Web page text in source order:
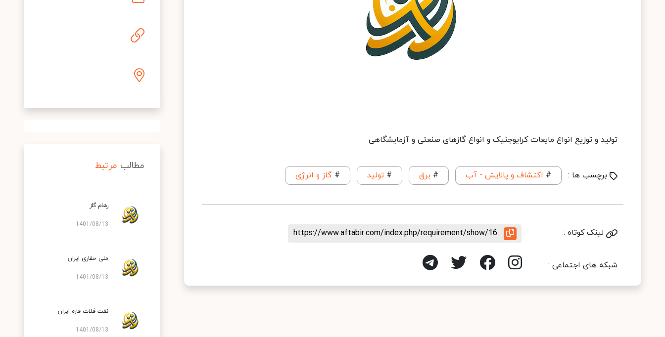
تولید و توزیع انواع مایعات کرایوجنیک و انواع گازهای صنعتی و آزمایشگاهی
برچسب ها : # اکتشاف و پالایش - آب # برق # تولید # گاز و انرژی
لینک کوتاه : https://www.aftabir.com/index.php/requirement/show/16
شبکه های اجتماعی :
مطالب مرتبط
رهام گاز
1401/08/13
ملی حفاری ایران
1401/08/13
نفت فلات قاره ایران
1401/08/13